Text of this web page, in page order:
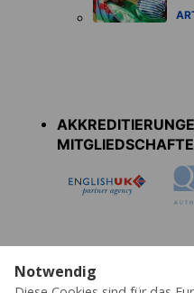
Notwendig